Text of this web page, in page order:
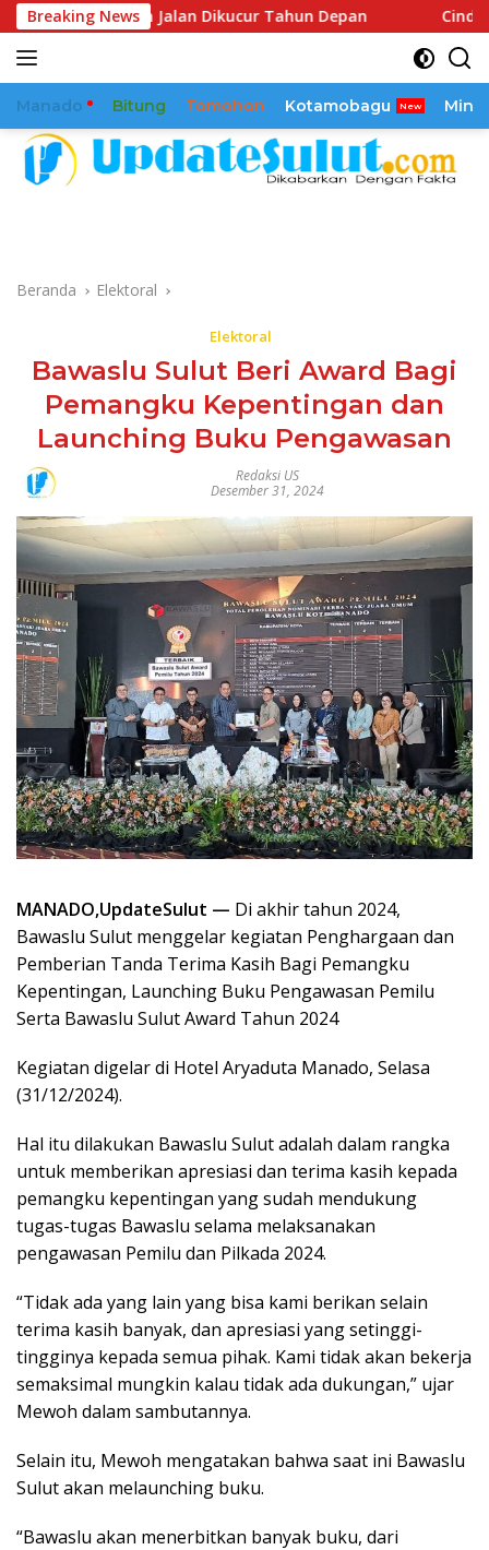
Langsung
ke
konten
Breaking News
Jalan Dikucur Tahun Depan Cindy Wurangian
Manado Bitung Tomohon Kotamobagu
Beranda Elektoral
Elektoral
Bawaslu Sulut Beri Award Bagi
Pemangku Kepentingan dan
Launching Buku Pengawasan
Redaksi US
Desember 31, 2024
MANADO,UpdateSulut — Di akhir tahun 2024,
Bawaslu Sulut menggelar kegiatan Penghargaan dan
Pemberian Tanda Terima Kasih Bagi Pemangku
Kepentingan, Launching Buku Pengawasan Pemilu
Serta Bawaslu Sulut Award Tahun 2024
Kegiatan digelar di Hotel Aryaduta Manado, Selasa
(31/12/2024).
Hal itu dilakukan Bawaslu Sulut adalah dalam rangka
untuk memberikan apresiasi dan terima kasih kepada
pemangku kepentingan yang sudah mendukung
tugas-tugas Bawaslu selama melaksanakan
pengawasan Pemilu dan Pilkada 2024.
“Tidak ada yang lain yang bisa kami berikan selain
terima kasih banyak, dan apresiasi yang setinggi-
tingginya kepada semua pihak. Kami tidak akan bekerja
semaksimal mungkin kalau tidak ada dukungan,” ujar
Mewoh dalam sambutannya.
Selain itu, Mewoh mengatakan bahwa saat ini Bawaslu
Sulut akan melaunching buku.
“Bawaslu akan menerbitkan banyak buku, dari